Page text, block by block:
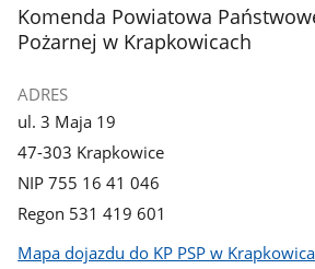
stopka
Komenda Powiatowa
Pożarnej w Krapkowicach
ADRES
ul. 3 Maja 19
47-303 Krapkowice
NIP 755 16 41 046
Regon 531 419 601
Mapa dojazdu do KP PSP w